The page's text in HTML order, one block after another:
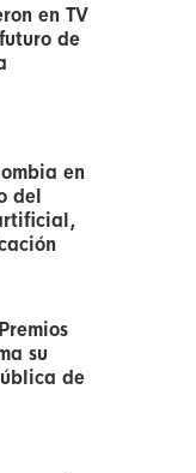
en TV
de
en
del
su
de